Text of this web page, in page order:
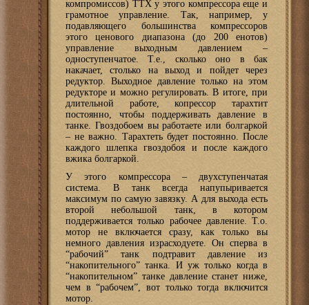
компромиссов) ТТХ у этого компрессора еще и
грамотное управление. Так, например, у
подавляющего большинства компрессоров
этого ценового диапазона (до 200 енотов)
управление выходным давлением –
одноступенчатое. Т.е., сколько оно в бак
накачает, столько на выход и пойдет через
редуктор. Выходное давление только на этом
редукторе и можно регулировать. В итоге, при
длительной работе, копрессор тарахтит
постоянно, чтобы поддерживать давление в
танке. Гвоздобоем вы работаете или болгаркой
– не важно. Тарахтеть будет постоянно. После
каждого шлепка гвоздобоя и после каждого
вжика болгаркой.
У этого компрессора – двухступенчатая
система. В танк всегда напупыривается
максимум по самую завязку. А для выхода есть
второй небольшой танк, в котором
поддерживается только рабочее давление. Т.о.
мотор не включается сразу, как только вы
немного давления израсходуете. Он сперва в
“рабочий” танк подтравит давление из
“накопительного” танка. И уж только когда в
“накопительном” танке давление станет ниже,
чем в “рабочем”, вот только тогда включится
мотор.